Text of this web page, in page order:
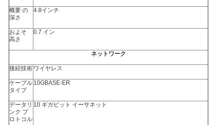
イ
バ
シ
ー
ポ
リ
概要 の
深さ
4.8インチ
およそ
高さ
0.7 イン
ネットワーク
接続技術 ワイヤレス
ケーブル
タイプ
10GBASE-ER
データリ
ンク プ
ロトコル
10 ギガビット イーサネット